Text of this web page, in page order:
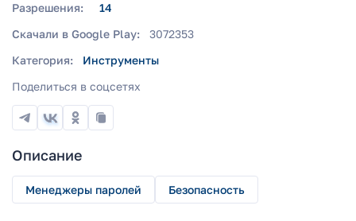
Разрешения:
14
Скачали в Google Play:
3072353
Категория:
Инструменты
Поделиться в соцсетях
Описание
Менеджеры паролей Безопасность